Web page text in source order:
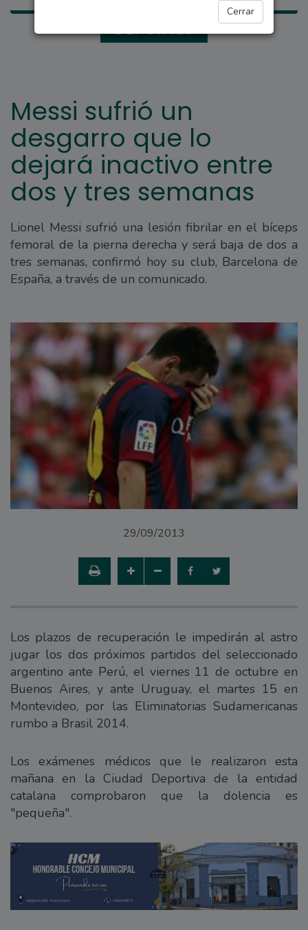
Cerrar
DEPORTES
Messi sufrió un
desgarro que lo
dejará inactivo entre
dos y tres semanas
Lionel Messi sufrió una lesión fibrilar en el bíceps
femoral de la pierna derecha y será baja de dos a
tres semanas, confirmó hoy su club, Barcelona de
España, a través de un comunicado.
29/09/2013
Los plazos de recuperación le impedirán al astro
jugar los dos próximos partidos del seleccionado
argentino ante Perú, el viernes 11 de octubre en
Buenos Aires, y ante Uruguay, el martes 15 en
Montevideo, por las Eliminatorias Sudamericanas
rumbo a Brasil 2014.
Los exámenes médicos que le realizaron esta
mañana en la Ciudad Deportiva de la entidad
catalana comprobaron que la dolencia es
"pequeña".